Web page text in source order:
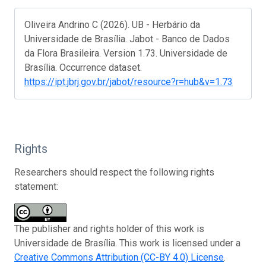
Oliveira Andrino C (2026). UB - Herbário da
Universidade de Brasília. Jabot - Banco de Dados
da Flora Brasileira. Version 1.73. Universidade de
Brasília. Occurrence dataset.
https://ipt.jbrj.gov.br/jabot/resource?r=hub&v=1.73
Rights
Researchers should respect the following rights
statement:
The publisher and rights holder of this work is
Universidade de Brasília. This work is licensed under a
Creative Commons Attribution (CC-BY 4.0) License.